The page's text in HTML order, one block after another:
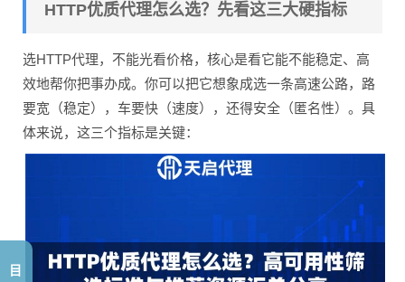
HTTP优质代理怎么选？先看这三大硬指标
选HTTP代理，不能光看价格，核心是看它能不能稳定、高
效地帮你把事办成。你可以把它想象成选一条高速公路，路
要宽（稳定），车要快（速度），还得安全（匿名性）。具
体来说，这三个指标是关键：
目